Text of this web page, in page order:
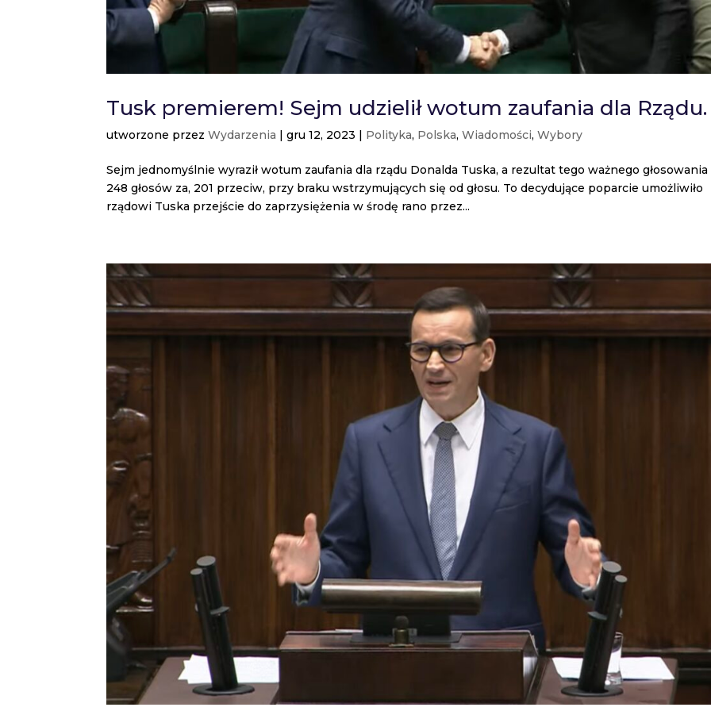
Tusk premierem! Sejm udzielił wotum zaufania dla Rządu.
utworzone przezWydarzenia |gru 12, 2023 | Polityka, Polska,Wiadomości,Wybory
Sejm jednomyślnie wyraził wotum zaufania dla rządu Donalda Tuska, a rezultat tego ważnego
248 głosów za, 201 przeciw, przy braku wstrzymujących się od głosu. To decydujące poparcie umożliwiło
rządowi Tuska przejście do zaprzysiężenia w środę rano przez...